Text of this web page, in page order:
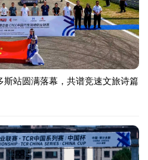
站圆满落幕，共谱竞速文旅诗篇